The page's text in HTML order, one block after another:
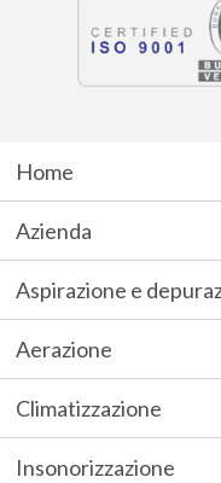
Home
Azienda
Aspirazione e
Aerazione
Climatizzazione
Insonorizzazione